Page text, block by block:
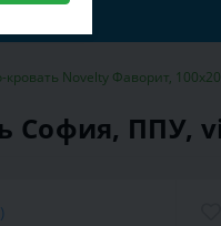
кровать Novelty Фаворит,
София, ППУ,